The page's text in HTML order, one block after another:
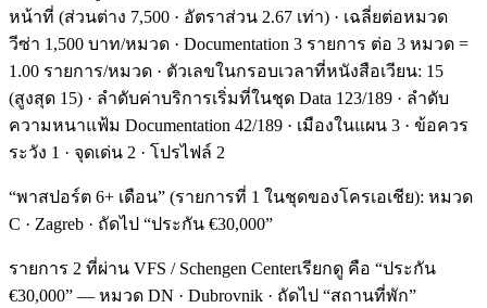
หน้าที่ (ส่วนต่าง 7,500 · อัตราส่วน 2.67 เท่า) · เฉลี่ยต่อหมวด
วีซ่า 1,500 บาท/หมวด · Documentation 3 รายการ ต่อ 3 หมวด =
1.00 รายการ/หมวด · ตัวเลขในกรอบเวลาที่หนังสือเวียน: 15
(สูงสุด 15) · ลำดับค่าบริการเริ่มที่ในชุด Data 123/189 · ลำดับ
ความหนาแฟ้ม Documentation 42/189 · เมืองในแผน 3 · ข้อควร
ระวัง 1 · จุดเด่น 2 · โปรไฟล์ 2
“พาสปอร์ต 6+ เดือน” (รายการที่ 1 ในชุดของโครเอเชีย): หมวด
C · Zagreb · ถัดไป “ประกัน €30,000”
รายการ 2 ที่ผ่าน VFS / Schengen Centerเรียกดู คือ “ประกัน
€30,000” — หมวด DN · Dubrovnik · ถัดไป “สถานที่พัก”